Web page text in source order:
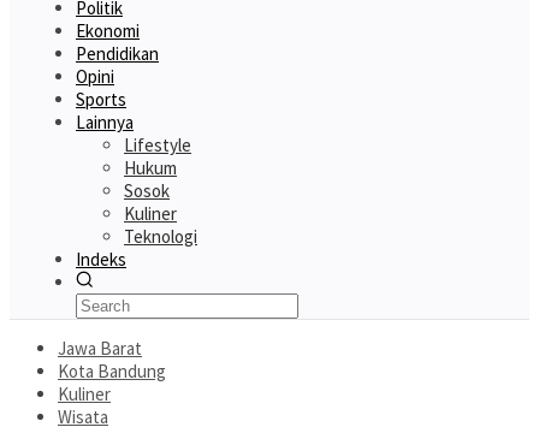
Politik
Ekonomi
Pendidikan
Opini
Sports
Lainnya
Lifestyle
Hukum
Sosok
Kuliner
Teknologi
Indeks
Jawa Barat
Kota Bandung
Kuliner
Wisata